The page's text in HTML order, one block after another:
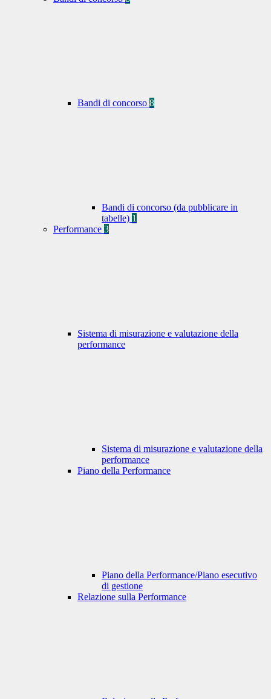
Bandi di concorso 8
Bandi di concorso (da pubblicare in
tabelle) 1
Performance 3
Sistema di misurazione e valutazione della
performance
Sistema di misurazione e valutazione della
performance
Piano della Performance
Piano della Performance/Piano esecutivo
di gestione
Relazione sulla Performance